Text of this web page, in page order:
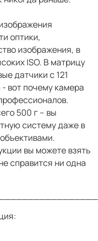
оптики,
изображения, в
ISO. В матрицу
датчики с 121
вот почему камера
500 г – вы
систему даже в
вы можете взять
справится ни одна